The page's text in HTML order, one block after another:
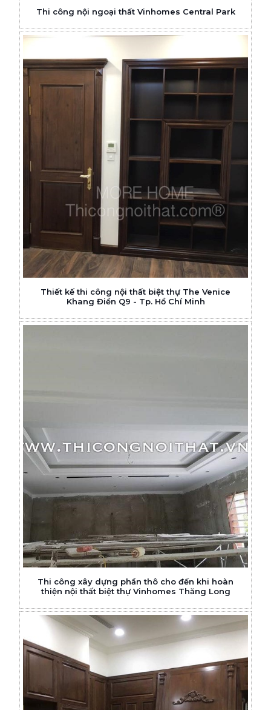
Thi công nội ngoại thất Vinhomes Central Park
Thiết kế thi công nội thất biệt thự The Venice
Khang Điền Q9 - Tp. Hồ Chí Minh
Thi công xây dựng phần thô cho đến khi hoàn
thiện nội thất biệt thự Vinhomes Thăng Long